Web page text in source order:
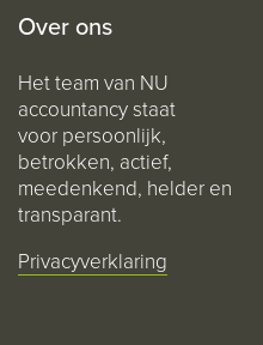
Over ons
Het team van NU
accountancy staat
voor persoonlijk,
betrokken, actief,
meedenkend, helder en
transparant.
Privacyverklaring